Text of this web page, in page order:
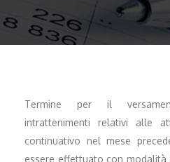
Termine per il
intrattenimenti relativi alle
continuativo nel mese
essere effettuato con modalità